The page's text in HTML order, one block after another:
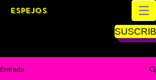
ESPEJOS
Entrada